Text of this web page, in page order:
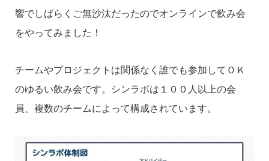
響でしばらくご無沙汰だったのでオンラインで飲み会
をやってみました！
チームやプロジェクトは関係なく誰でも参加してＯＫ
のゆるい飲み会です。
シンラボは１００人以上の会
員、複数のチームによって構成されています。